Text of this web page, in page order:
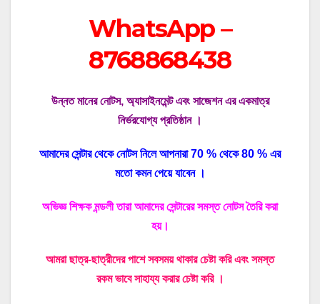
WhatsApp –
8768868438
উন্নত মানের নোটস, অ্যাসাইনমেন্ট এবং সাজেশন এর একমাত্র
নির্ভরযোগ্য প্রতিষ্ঠান ।
আমাদের সেন্টার থেকে নোটস নিলে আপনারা 70 % থেকে 80 % এর
মতো কমন পেয়ে যাবেন ।
অভিজ্ঞ শিক্ষক মন্ডলী তারা আমাদের সেন্টারের সমস্ত নোটস তৈরি করা
হয়।
আমরা ছাত্র-ছাত্রীদের পাশে সবসময় থাকার চেষ্টা করি এবং সমস্ত
রকম ভাবে সাহায্য করার চেষ্টা করি ।